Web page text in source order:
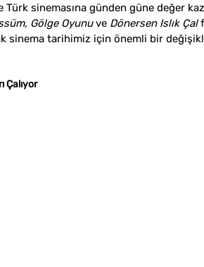
sinemasına günden güne değer
Gölge Oyunu ve Dönersen Islık Çal
sinema tarihimiz için önemli bir
Çalıyor